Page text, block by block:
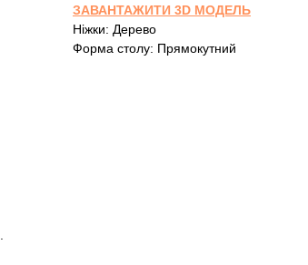
ЗАВАНТАЖИТИ 3D МОДЕЛЬ
Ніжки: Дерево
Форма столу: Прямокутний